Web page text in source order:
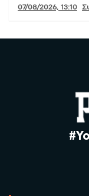
07/08/2026, 13:10